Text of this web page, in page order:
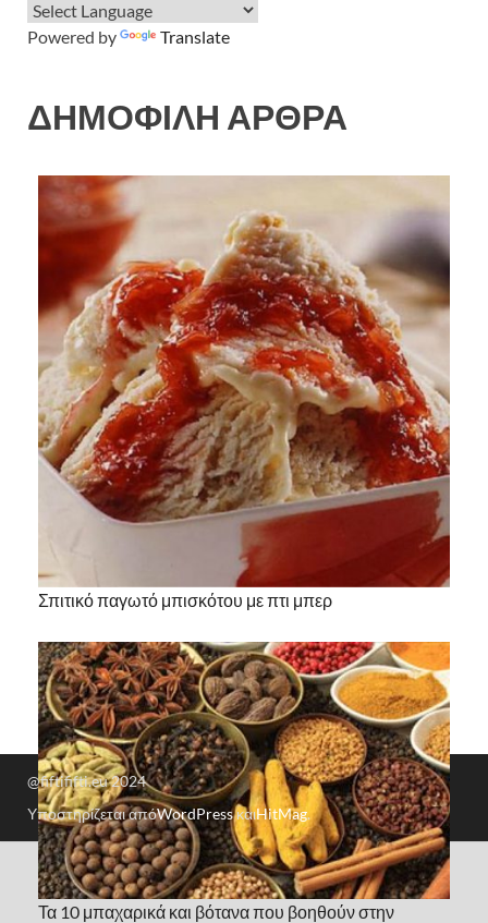
Powered by Translate
ΔΗΜΟΦΙΛΗ ΑΡΘΡΑ
Σπιτικό παγωτό μπισκότου με πτι μπερ
Τα 10 μπαχαρικά και βότανα που βοηθούν στην
@fiftififti.eu 2024
Υποστηρίζεται απόWordPressκαιHitMag.